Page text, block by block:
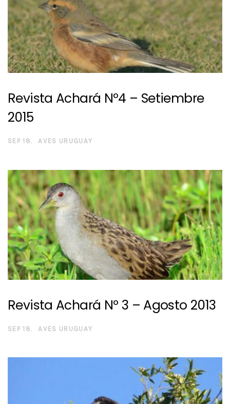
Revista Achará Nº4 – Setiembre
2015
SEP 18 AVES URUGUAY
Revista Achará Nº 3 – Agosto 2013
SEP 18 AVES URUGUAY